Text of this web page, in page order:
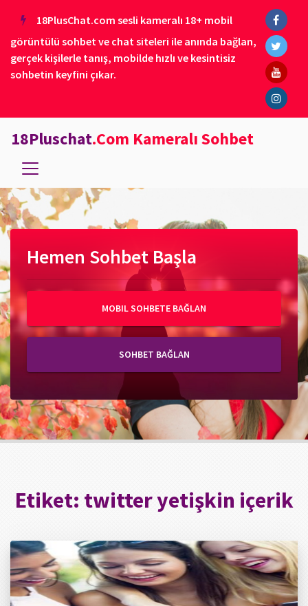
18PlusChat.com sesli kameralı 18+ mobil
görüntülü sohbet ve chat siteleri ile anında bağlan,
gerçek kişilerle tanış, mobilde hızlı ve kesintisiz
sohbetin keyfini çıkar.
18Pluschat.Com Kameralı Sohbet
Hemen Sohbet Başla
MOBIL SOHBETE BAĞLAN
SOHBET BAĞLAN
Etiket: twitter yetişkin içerik